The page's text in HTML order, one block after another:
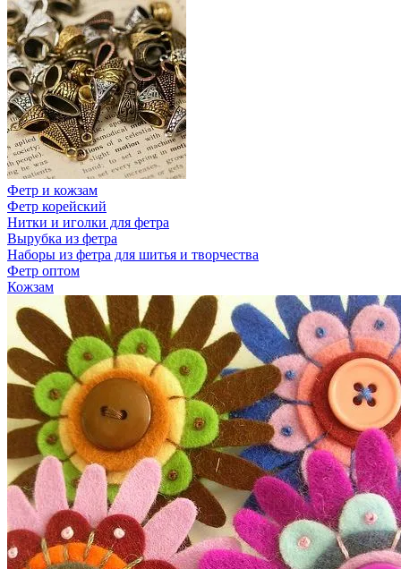
Фетр и кожзам
Фетр корейский
Нитки и иголки для фетра
Вырубка из фетра
Наборы из фетра для шитья и творчества
Фетр оптом
Кожзам